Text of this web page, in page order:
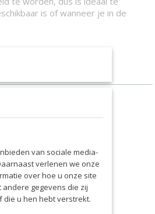
is of wanneer je in de
van sociale media-
verlenen we onze
over hoe u onze site
gegevens die zij
die u hen hebt verstrekt.